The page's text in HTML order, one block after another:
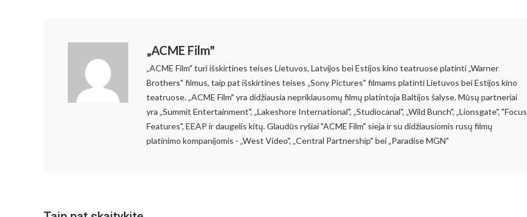
„ACME Film"
„ACME Film" turi išskirtines teises Lietuvos, Latvijos bei Estijos kino teatruose platinti „Warner
Brothers" filmus, taip pat išskirtines teises „Sony Pictures" filmams platinti Lietuvos bei Estijos kino
teatruose. „ACME Film" yra didžiausia nepriklausomų filmų platintoja Baltijos šalyse. Mūsų partneriai
yra „Summit Entertainment", „Lakeshore International", „Studiocanal", „Wild Bunch", „Lionsgate", "Focus
Features", EEAP ir daugelis kitų. Glaudūs ryšiai "ACME Film" sieja ir su didžiausiomis rusų filmų
platinimo kompanijomis - „West Video", „Central Partnership" bei „Paradise MGN"